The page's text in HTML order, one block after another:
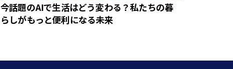
今話題のAIで生活はどう変わる？私たちの暮
らしがもっと便利になる未来